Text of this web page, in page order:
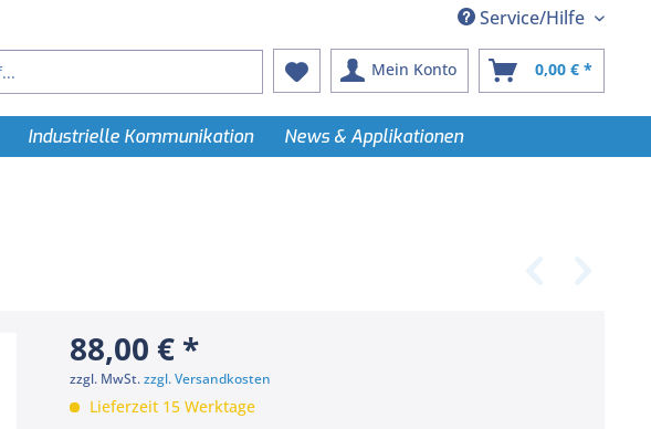
Service/Hilfe
Mein Konto 0,00 € *
Industrielle Kommunikation News & Applikationen
88,00 € *
zzgl. MwSt.zzgl. Versandkosten
Lieferzeit 15 Werktage